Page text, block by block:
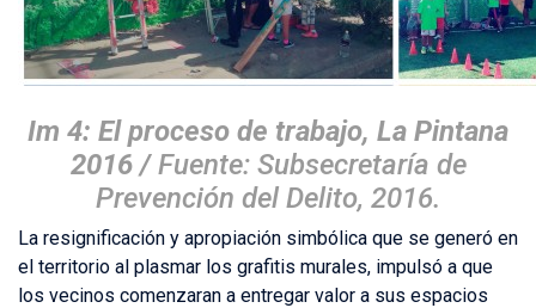
Im 4: El proceso de trabajo, La Pintana
2016 /Fuente: Subsecretaría de
Prevención del Delito, 2016.
La resignificación y apropiación simbólica que se generó en
el territorio al plasmar los grafitis murales, impulsó a que
los vecinos comenzaran a entregar valor a sus espacios